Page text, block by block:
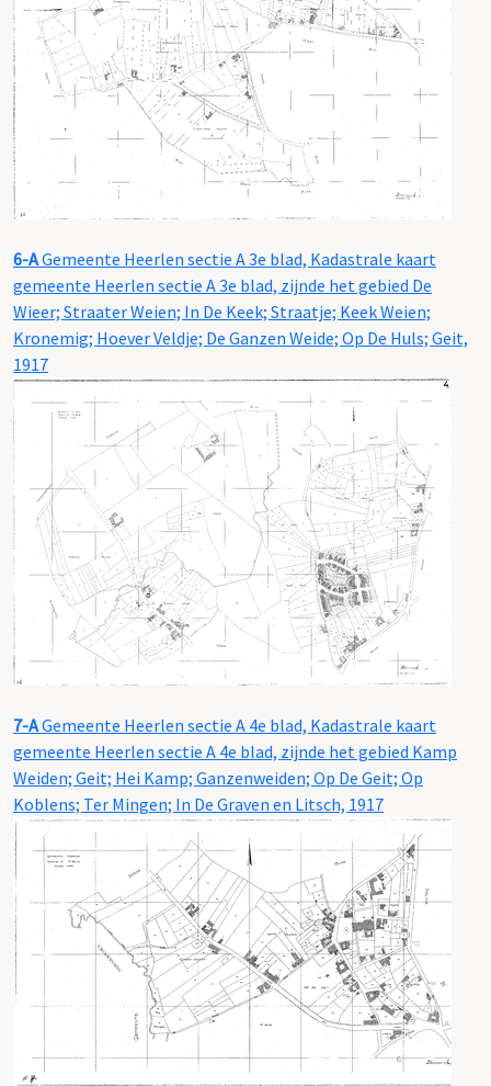
6-AGemeente Heerlen sectie A 3e blad, Kadastrale kaart
gemeente Heerlen sectie A 3e blad, zijnde het gebied De
Wieer; Straater Weien; In De Keek; Straatje; Keek Weien;
Kronemig; Hoever Veldje; De Ganzen Weide; Op De Huls; Geit,
1917
7-AGemeente Heerlen sectie A 4e blad, Kadastrale kaart
gemeente Heerlen sectie A 4e blad, zijnde het gebied Kamp
Weiden; Geit; Hei Kamp; Ganzenweiden; Op De Geit; Op
Koblens; Ter Mingen; In De Graven en Litsch, 1917